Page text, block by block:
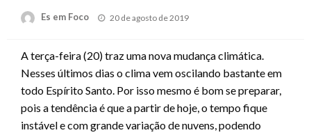
Es em Foco
Posted
20 de agosto de 2019
A terça-feira (20) traz uma nova mudança climática.
Nesses últimos dias o clima vem oscilando bastante em
todo Espírito Santo. Por isso mesmo é bom se preparar,
pois a tendência é que a partir de hoje, o tempo fique
instável e com grande variação de nuvens, podendo